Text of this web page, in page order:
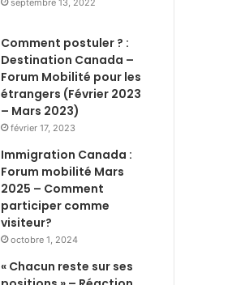
septembre 13, 2022
Comment postuler ? :
Destination Canada –
Forum Mobilité pour les
étrangers (Février 2023
– Mars 2023)
février 17, 2023
Immigration Canada :
Forum mobilité Mars
2025 – Comment
participer comme
visiteur?
octobre 1, 2024
« Chacun reste sur ses